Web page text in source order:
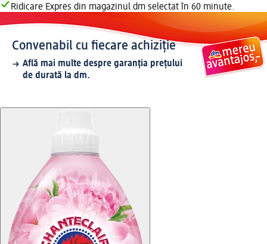
Ridicare Expres din magazinul dm selectat în 60 minute.
Convenabil cu fiecare achiziție
Află mai multe despre garanția prețului
de durată la dm.